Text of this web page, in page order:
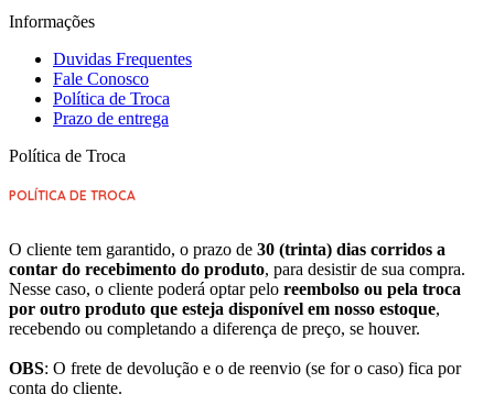
Informações
Duvidas Frequentes
Fale Conosco
Política de Troca
Prazo de entrega
Política de Troca
POLÍTICA DE TROCA
O cliente tem garantido, o prazo de 30 (trinta) dias corridos a
contar do recebimento do produto, para desistir de sua compra.
Nesse caso, o cliente poderá optar pelo reembolso ou pela troca
por outro produto que esteja disponível em nosso estoque,
recebendo ou completando a diferença de preço, se houver.
OBS: O frete de devolução e o de reenvio (se for o caso) fica por
conta do cliente.